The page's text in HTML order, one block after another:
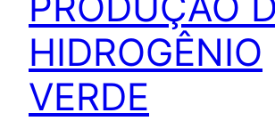
HIDROGÊNIO
VERDE